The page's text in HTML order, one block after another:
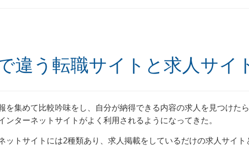
違う転職サイトと求人サイ
を集めて比較吟味をし、自分が納得できる内容の求人を見つけた
ターネットサイトがよく利用されるようになってきた。
ットサイトには2種類あり、求人掲載をしているだけの求人サイト